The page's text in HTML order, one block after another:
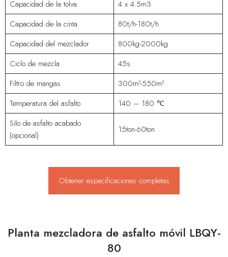
Capacidad de la tolva
4 x 4.5m3
Capacidad de la cinta
80t/h-180t/h
Capacidad del mezclador
800kg-2000kg
Ciclo de mezcla
45s
Filtro de mangas
300m³-550m³
Temperatura del asfalto
140 – 180 ℃
Silo de asfalto acabado
(opcional)
15ton-60ton
Obtener especificaciones completas
Planta mezcladora de asfalto móvil LBQY-
80